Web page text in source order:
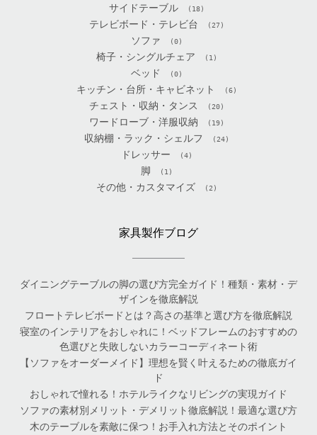
サイドテーブル (18)
テレビボード・テレビ台 (27)
ソファ (0)
椅子・シングルチェア (1)
ベッド (0)
キッチン・台所・キャビネット (6)
チェスト・収納・タンス (20)
ワードローブ・洋服収納 (19)
収納棚・ラック・シェルフ (24)
ドレッサー (4)
脚 (1)
その他・カスタマイズ (2)
家具製作ブログ
ダイニングテーブルの脚の選び方完全ガイド！種類・素材・デ
ザインを徹底解説
フロートテレビボードとは？高さの基準と選び方を徹底解説
寝室のインテリアをおしゃれに！ベッドフレームのおすすめの
色選びと失敗しないカラーコーディネート術
【ソファをオーダーメイド】理想を賢く叶えるための徹底ガイ
ド
おしゃれで憧れる！ホテルライクなリビングの実現ガイド
ソファの素材別メリット・デメリット徹底解説！最適な選び方
木のテーブルを素敵に保つ！お手入れ方法とそのポイント